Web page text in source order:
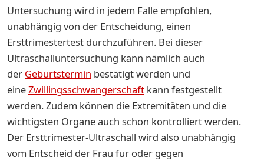
Untersuchung wird in jedem Falle empfohlen,
unabhängig von der Entscheidung, einen
Ersttrimestertest durchzuführen. Bei dieser
Ultraschalluntersuchung kann nämlich auch
der Geburtstermin bestätigt werden und
eineZwillingsschwangerschaft kann festgestellt
werden. Zudem können die Extremitäten und die
wichtigsten Organe auch schon kontrolliert werden.
Der Ersttrimester-Ultraschall wird also unabhängig
vom Entscheid der Frau für oder gegen